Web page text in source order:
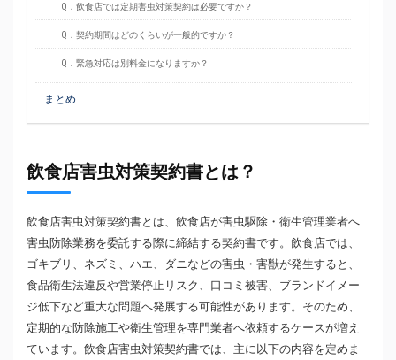
Q．飲食店では定期害虫対策契約は必要ですか？
Q．契約期間はどのくらいが一般的ですか？
Q．緊急対応は別料金になりますか？
まとめ
飲食店害虫対策契約書とは？
飲食店害虫対策契約書とは、飲食店が害虫駆除・衛生管理業者へ
害虫防除業務を委託する際に締結する契約書です。飲食店では、
ゴキブリ、ネズミ、ハエ、ダニなどの害虫・害獣が発生すると、
食品衛生法違反や営業停止リスク、口コミ被害、ブランドイメー
ジ低下など重大な問題へ発展する可能性があります。そのため、
定期的な防除施工や衛生管理を専門業者へ依頼するケースが増え
ています。飲食店害虫対策契約書では、主に以下の内容を定めま